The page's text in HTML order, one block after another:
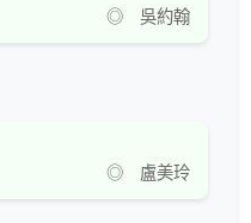
◎ 吳約翰
◎ 盧美玲